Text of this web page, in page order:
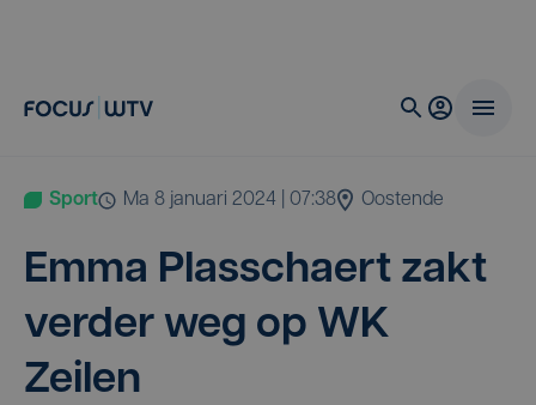
Sport ma 8 januari 2024 | 07:38 Oostende
Emma Plas­schaert zakt
ver­der weg op WK
Zeilen